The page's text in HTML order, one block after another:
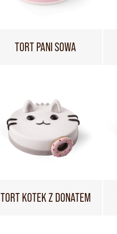
TORT PANI SOWA
TORT KOTEK Z DONATEM